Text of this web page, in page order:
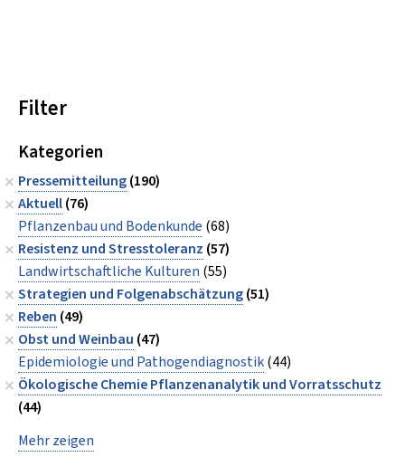
Filter
Kategorien
Pressemitteilung(190)
Aktuell(76)
Pflanzenbau und Bodenkunde (68)
Resistenz und Stresstoleranz (57)
Landwirtschaftliche Kulturen (55)
Strategien und Folgenabschätzung(51)
Reben (49)
Obst und Weinbau (47)
Epidemiologie und Pathogendiagnostik(44)
Ökologische Chemie Pflanzenanalytik und Vorratsschutz
(44)
Mehr zeigen